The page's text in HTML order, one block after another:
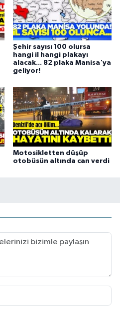
Şehir sayısı 100 olursa
hangi il hangi plakayı
alacak... 82 plaka Manisa'ya
geliyor!
Motosikletten düşüp
otobüsün altında can verdi